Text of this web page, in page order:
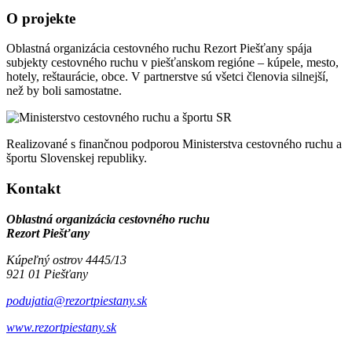
O projekte
Oblastná organizácia cestovného ruchu Rezort Piešťany spája
subjekty cestovného ruchu v piešťanskom regióne – kúpele, mesto,
hotely, reštaurácie, obce. V partnerstve sú všetci členovia silnejší,
než by boli samostatne.
Realizované s finančnou podporou Ministerstva cestovného ruchu a
športu Slovenskej republiky.
Kontakt
Oblastná organizácia cestovného ruchu
Rezort Piešťany
Kúpeľný ostrov 4445/13
921 01 Piešťany
podujatia@rezortpiestany.sk
www.rezortpiestany.sk